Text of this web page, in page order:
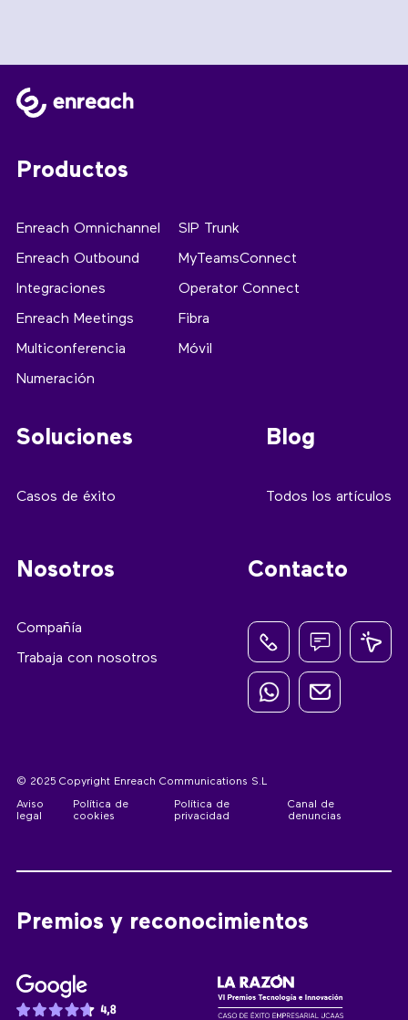
Productos
Enreach Omnichannel
Enreach Outbound
Integraciones
Enreach Meetings
Multiconferencia
Numeración
SIP Trunk
MyTeamsConnect
Operator Connect
Fibra
Móvil
Soluciones
Casos de éxito
Blog
Todos los artículos
Nosotros
Compañía
Trabaja con nosotros
Contacto
© 2025 Copyright Enreach Communications S.L
Aviso
legal
Política de
cookies
Política de
privacidad
Canal de
denuncias
Premios y reconocimientos